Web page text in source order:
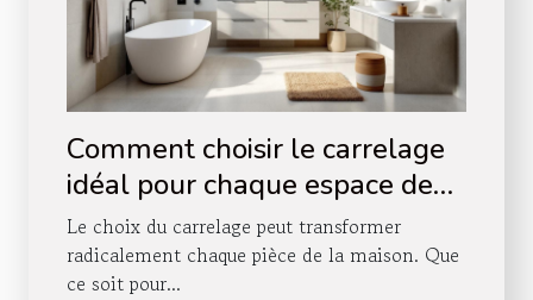
Comment choisir le carrelage
idéal pour chaque espace de
votre maison ?
Le choix du carrelage peut transformer
radicalement chaque pièce de la maison. Que
ce soit pour...